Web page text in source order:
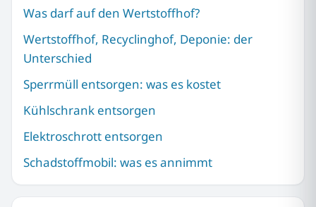
Was darf auf den Wertstoffhof?
Wertstoffhof, Recyclinghof, Deponie: der
Unterschied
Sperrmüll entsorgen: was es kostet
Kühlschrank entsorgen
Elektroschrott entsorgen
Schadstoffmobil: was es annimmt